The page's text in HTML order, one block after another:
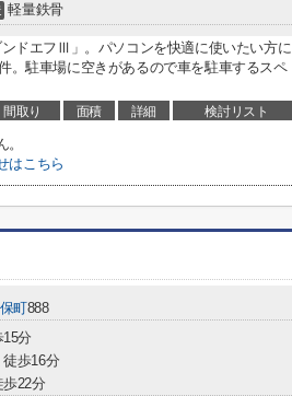
軽量鉄骨
ドエフⅢ」。パソコンを快適に使いたい方に
。駐車場に空きがあるので車を駐車するスペ
間取り 面積 詳細 検討リスト
はこちら
町888
分
徒歩16分
22分